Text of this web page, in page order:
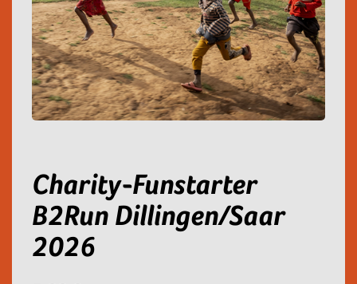
Charity-Funstarter
B2Run Dillingen/Saar
2026